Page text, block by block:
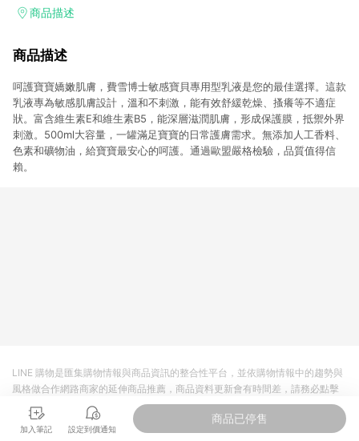
加入WOW會員告別湊免運，火箭速配、火箭跨境優質選品不限金
商品描述
商品描述
呵護寶寶嬌嫩肌膚，費雪博士敏感寶貝專用型乳液是您的最佳選擇。這款
乳液專為敏感肌膚設計，溫和不刺激，能有效舒緩乾燥、搔癢等不適症
狀。富含維生素E和維生素B5，能深層滋潤肌膚，形成保護膜，抵禦外界
刺激。500ml大容量，一罐滿足寶寶的日常護膚需求。無添加人工香料、
色素和礦物油，給寶寶最安心的呵護。通過歐盟嚴格檢驗，品質值得信
賴。
加入筆記 設定到價通知
商品已停售
LINE 購物是匯集購物情報與商品資訊的整合性平台，並依購物情報中的趨勢與
風格做合作網路商家的延伸商品推薦，商品資料更新會有時間差，請務必點擊
商品至各合作網路商家，確認現售價與購物條件，一切資訊以合作廠商網頁為
準。